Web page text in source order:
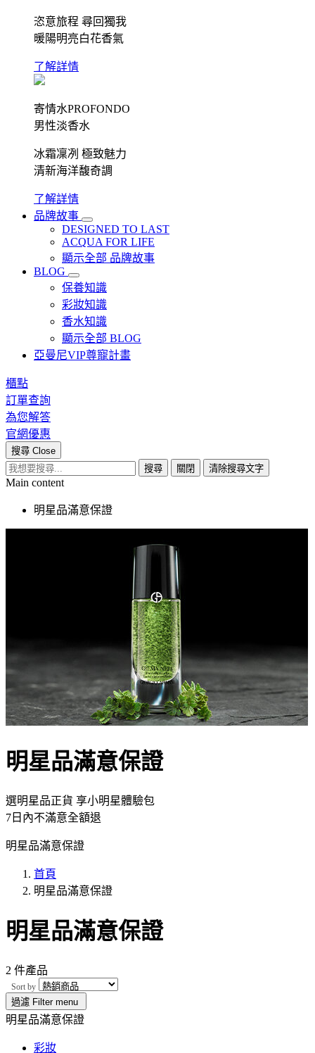
恣意旅程 尋回獨我
暖陽明亮白花香氣
了解詳情
寄情水PROFONDO
男性淡香水
冰霜凜冽 極致魅力
清新海洋馥奇調
了解詳情
品牌故事
DESIGNED TO LAST
ACQUA FOR LIFE
顯示全部 品牌故事
BLOG
保養知識
彩妝知識
香水知識
顯示全部 BLOG
亞曼尼VIP尊寵計畫
櫃點
訂單查詢
為您解答
官網優惠
搜尋 Close
搜尋
關閉 清除搜尋文字
Main content
明星品滿意保證
明星品滿意保證
選明星品正貨 享小明星體驗包
7日內不滿意全額退
明星品滿意保證
首頁
明星品滿意保證
明星品滿意保證
2 件產品
Sort by
過濾 Filter menu
明星品滿意保證
彩妝